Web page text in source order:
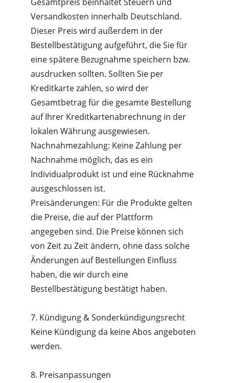
Versandkosten innerhalb Deutschland.
Dieser Preis wird außerdem in der
Bestellbestätigung aufgeführt, die Sie für
eine spätere Bezugnahme speichern bzw.
ausdrucken sollten. Sollten Sie per
Kreditkarte zahlen, so wird der
Gesamtbetrag für die gesamte Bestellung
auf Ihrer Kreditkartenabrechnung in der
lokalen Währung ausgewiesen.
Nachnahmezahlung: Keine Zahlung per
Nachnahme möglich, das es ein
Individualprodukt ist und eine Rücknahme
ausgeschlossen ist.
Preisänderungen: Für die Produkte gelten
die Preise, die auf der Plattform
angegeben sind. Die Preise können sich
von Zeit zu Zeit ändern, ohne dass solche
Änderungen auf Bestellungen Einfluss
haben, die wir durch eine
Bestellbestätigung bestätigt haben.
7. Kündigung & Sonderkündigungsrecht
Keine Kündigung da keine Abos angeboten
werden.
8. Preisanpassungen